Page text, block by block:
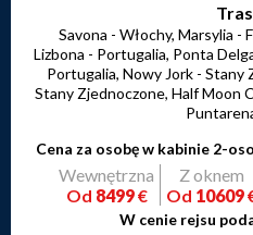
Savona - Włochy, Marsylia -
Lizbona - Portugalia, Ponta
Portugalia, Nowy Jork - Stany
Stany Zjednoczone, Half Moon
Cena za osobę w kabinie 2-
Wewnętrzna
Od 8499€
Z oknem
Od 10609
W cenie rejsu